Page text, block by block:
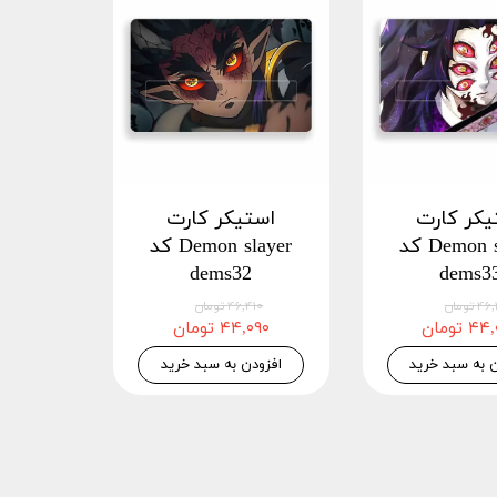
کارت
Demon slayer کد
تومان
تومان
به سبد خرید
استیکر کارت
Demon slayer کد
dems32
۴۶,۴۱۰ تومان
۴۴,۰۹۰ تومان
افزودن به سبد خرید